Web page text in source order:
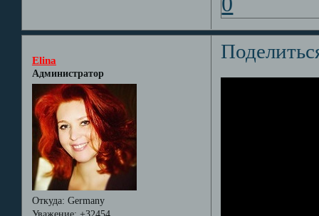
Elina
Администратор
Откуда: Germany